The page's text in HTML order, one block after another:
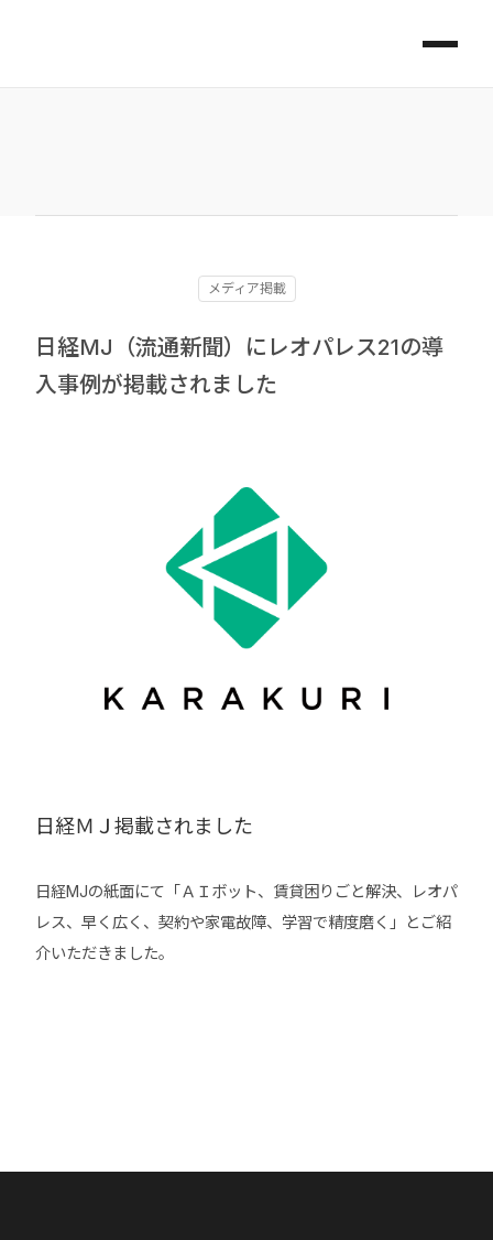
メディア掲載
日経MJ（流通新聞）にレオパレス21の導
入事例が掲載されました
日経ＭＪ掲載されました
日経MJの紙面にて「ＡＩボット、賃貸困りごと解決、レオパ
レス、早く広く、契約や家電故障、学習で精度磨く」とご紹
介いただきました。